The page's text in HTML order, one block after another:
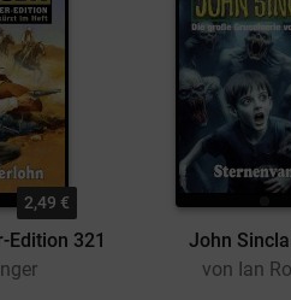
2,49 €
Edition 321
John
von Ian